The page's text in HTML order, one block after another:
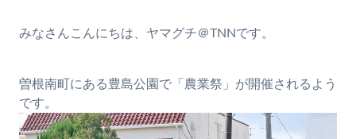
みなさんこんにちは、ヤマグチ＠TNNです。
曽根南町にある豊島公園で「農業祭」が開催されるよう
です。